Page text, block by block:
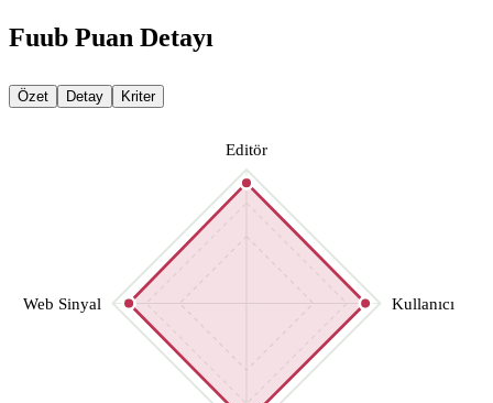
Fuub Puan Detayı
Özet Detay Kriter
Editör
Kullanıcı
Web Sinyal